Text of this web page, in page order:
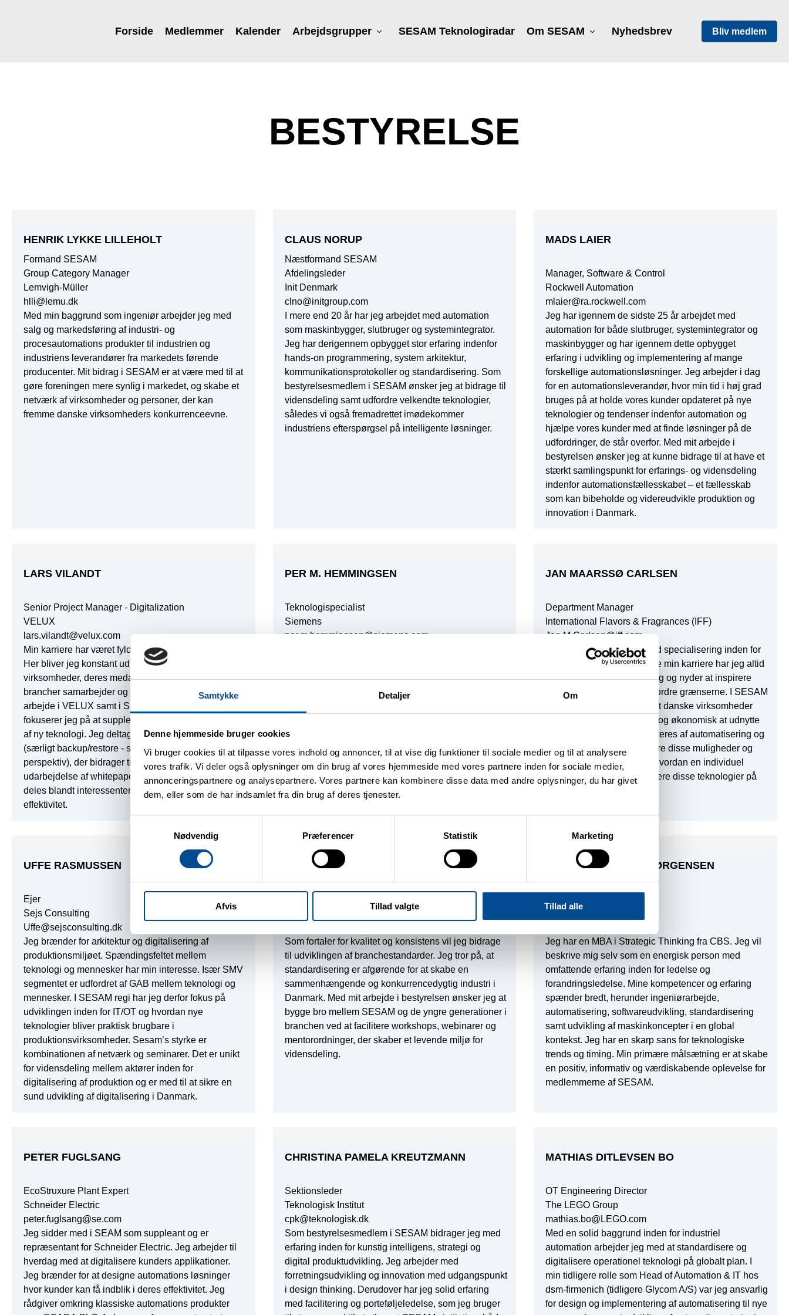
Samtykke Detaljer Om
Denne hjemmeside bruger cookies
Vi bruger cookies til at tilpasse vores indhold og annoncer, til at vise dig funktioner til sociale medier og til at analysere
vores trafik. Vi deler også oplysninger om din brug af vores hjemmeside med vores partnere inden for sociale medier,
annonceringspartnere og analysepartnere. Vores partnere kan kombinere disse data med andre oplysninger, du har givet
dem, eller som de har indsamlet fra din brug af deres tjenester.
Nødvendig
Præferencer Statistik Marketing
Afvis Tillad valgte Tillad alle
Forside Medlemmer Kalender Arbejdsgrupper SESAM Teknologiradar Om SESAM Nyhedsbrev Bliv medlem
BESTYRELSE
HENRIK LYKKE LILLEHOLT
Formand SESAM
Group Category Manager
Lemvigh-Müller
hlli@lemu.dk
Med min baggrund som ingeniør arbejder jeg med
salg og markedsføring af industri- og
procesautomations produkter til industrien og
industriens leverandører fra markedets førende
producenter. Mit bidrag i SESAM er at være med til at
gøre foreningen mere synlig i markedet, og skabe et
netværk af virksomheder og personer, der kan
fremme danske virksomheders konkurrenceevne.
CLAUS NORUP
Næstformand SESAM
Afdelingsleder
Init Denmark
clno@initgroup.com
I mere end 20 år har jeg arbejdet med automation
som maskinbygger, slutbruger og systemintegrator.
Jeg har derigennem opbygget stor erfaring indenfor
hands-on programmering, system arkitektur,
kommunikationsprotokoller og standardisering. Som
bestyrelsesmedlem i SESAM ønsker jeg at bidrage til
vidensdeling samt udfordre velkendte teknologier,
således vi også fremadrettet imødekommer
industriens efterspørgsel på intelligente løsninger.
MADS LAIER
Manager, Software & Control
Rockwell Automation
mlaier@ra.rockwell.com
Jeg har igennem de sidste 25 år arbejdet med
automation for både slutbruger, systemintegrator og
maskinbygger og har igennem dette opbygget
erfaring i udvikling og implementering af mange
forskellige automationsløsninger. Jeg arbejder i dag
for en automationsleverandør, hvor min tid i høj grad
bruges på at holde vores kunder opdateret på nye
teknologier og tendenser indenfor automation og
hjælpe vores kunder med at finde løsninger på de
udfordringer, de står overfor. Med mit arbejde i
bestyrelsen ønsker jeg at kunne bidrage til at have et
stærkt samlingspunkt for erfarings- og vidensdeling
indenfor automationsfællesskabet – et fællesskab
som kan bibeholde og videreudvikle produktion og
innovation i Danmark.
LARS VILANDT
Senior Project Manager - Digitalization
VELUX
lars.vilandt@velux.com
Min karriere har været fyldt med automatisering og IT.
Her bliver jeg konstant udfordret af, hvordan
virksomheder, deres medarbejdere, leverandører og
brancher samarbejder og deler viden. Med mit
arbejde i VELUX samt i SESAM's bestyrelse
fokuserer jeg på at supplere med viden om og brugen
af ny teknologi. Jeg deltager aktivt i arbejdsgrupperne
(særligt backup/restore - set fra brugerens
perspektiv), der bidrager til vidensdeling,
udarbejdelse af whitepapers og formidling, der kan
deles blandt interessenter for at støtte deres
effektivitet.
PER M. HEMMINGSEN
Teknologispecialist
Siemens
per.m.hemmingsen@siemens.com
fra PLC programering over fjernkontrol systemer til
SCADA, DCS og MES systemer. I mit dagligt virke
- ordrehåndtering og dokumentation i
produktionssystemer. Da jeg også har en stor
interesse for kommunikation af data mellem
forskellige IT-OT systemer, arbejder jeg for at SESAM
behandler teknologier som OPC UA, REST, GraphQL
JAN MAARSSØ CARLSEN
Department Manager
International Flavors & Fragrances (IFF)
Jan.M.Carlsen@iff.com
Jeg har en uddannelse med specialisering inden for
ingeniørfaget. Gennem hele min karriere har jeg altid
arbejdet med automatisering og nyder at inspirere
andre til at innovere og udfordre grænserne. I SESAM
har jeg til hensigt at sikre, at danske virksomheder
forbliver i front ved effektivt og økonomisk at udnytte
de muligheder, der præsenteres af automatisering og
IT. SESAM bør kommunikere disse muligheder og
forhåbentlig give indsigt i, hvordan en individuel
virksomhed kan implementere disse teknologier på
UFFE RASMUSSEN
Ejer
Sejs Consulting
Uffe@sejsconsulting.dk
Jeg brænder for arkitektur og digitalisering af
produktionsmiljøet. Spændingsfeltet mellem
teknologi og mennesker har min interesse. Især SMV
segmentet er udfordret af GAB mellem teknologi og
mennesker. I SESAM regi har jeg derfor fokus på
udviklingen inden for IT/OT og hvordan nye
teknologier bliver praktisk brugbare i
produktionsvirksomheder. Sesam’s styrke er
kombinationen af netværk og seminarer. Det er unikt
for vidensdeling mellem aktører inden for
digitalisering af produktion og er med til at sikre en
sund udvikling af digitalisering i Danmark.
JENS LINDSKOV VESTERGAARD
Som fortaler for kvalitet og konsistens vil jeg bidrage
til udviklingen af branchestandarder. Jeg tror på, at
standardisering er afgørende for at skabe en
sammenhængende og konkurrencedygtig industri i
Danmark. Med mit arbejde i bestyrelsen ønsker jeg at
bygge bro mellem SESAM og de yngre generationer i
branchen ved at facilitere workshops, webinarer og
mentorordninger, der skaber et levende miljø for
vidensdeling.
JAN SKOVSGAARD JØRGENSEN
Jeg har en MBA i Strategic Thinking fra CBS. Jeg vil
beskrive mig selv som en energisk person med
omfattende erfaring inden for ledelse og
forandringsledelse. Mine kompetencer og erfaring
spænder bredt, herunder ingeniørarbejde,
automatisering, softwareudvikling, standardisering
samt udvikling af maskinkoncepter i en global
kontekst. Jeg har en skarp sans for teknologiske
trends og timing. Min primære målsætning er at skabe
en positiv, informativ og værdiskabende oplevelse for
medlemmerne af SESAM.
PETER FUGLSANG
EcoStruxure Plant Expert
Schneider Electric
peter.fuglsang@se.com
Jeg sidder med i SEAM som suppleant og er
repræsentant for Schneider Electric. Jeg arbejder til
hverdag med at digitalisere kunders applikationer.
Jeg brænder for at designe automations løsninger
hvor kunder kan få indblik i deres effektivitet. Jeg
rådgiver omkring klassiske automations produkter
CHRISTINA PAMELA KREUTZMANN
Sektionsleder
Teknologisk Institut
cpk@teknologisk.dk
Som bestyrelsesmedlem i SESAM bidrager jeg med
erfaring inden for kunstig intelligens, strategi og
digital produktudvikling. Jeg arbejder med
forretningsudvikling og innovation med udgangspunkt
i design thinking. Derudover har jeg solid erfaring
med facilitering og porteføljeledelse, som jeg bruger
MATHIAS DITLEVSEN BO
OT Engineering Director
The LEGO Group
mathias.bo@LEGO.com
Med en solid baggrund inden for industriel
automation arbejder jeg med at standardisere og
digitalisere operationel teknologi på globalt plan. I
min tidligere rolle som Head of Automation & IT hos
dsm-firmenich (tidligere Glycom A/S) var jeg ansvarlig
for design og implementering af automatisering til nye